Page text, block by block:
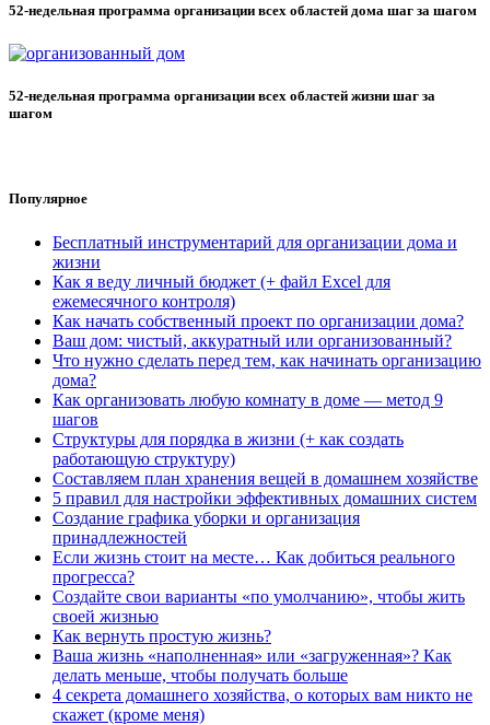
52-недельная программа организации всех областей дома шаг за шагом
52-недельная программа организации всех областей жизни шаг за
шагом
Популярное
Бесплатный инструментарий для организации дома и
жизни
Как я веду личный бюджет (+ файл Excel для
ежемесячного контроля)
Как начать собственный проект по организации дома?
Ваш дом: чистый, аккуратный или организованный?
Что нужно сделать перед тем, как начинать организацию
дома?
Как организовать любую комнату в доме — метод 9
шагов
Структуры для порядка в жизни (+ как создать
работающую структуру)
Составляем план хранения вещей в домашнем хозяйстве
5 правил для настройки эффективных домашних систем
Создание графика уборки и организация
принадлежностей
Если жизнь стоит на месте… Как добиться реального
прогресса?
Создайте свои варианты «по умолчанию», чтобы жить
своей жизнью
Как вернуть простую жизнь?
Ваша жизнь «наполненная» или «загруженная»? Как
делать меньше, чтобы получать больше
4 секрета домашнего хозяйства, о которых вам никто не
скажет (кроме меня)